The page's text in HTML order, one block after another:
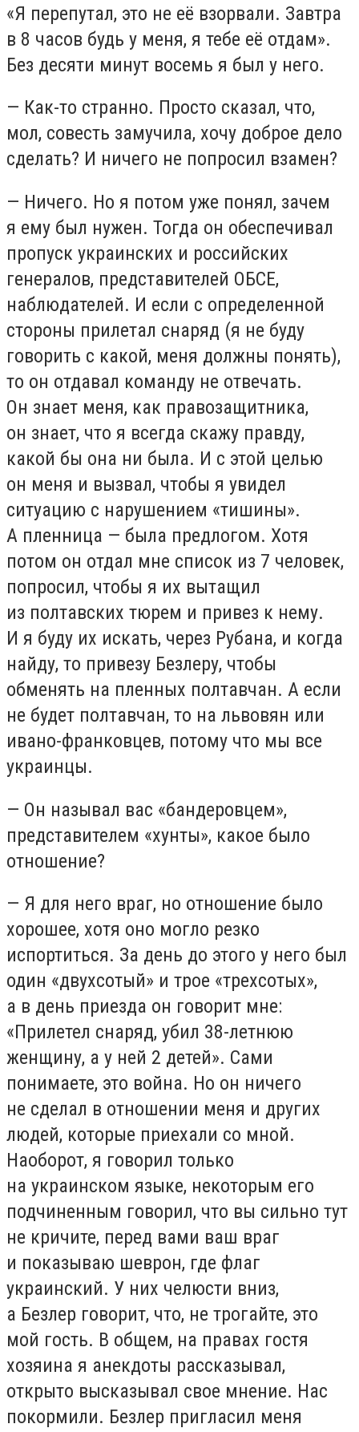
«Я перепутал, это не её взорвали. Завтра
в 8 часов будь у меня, я тебе её отдам».
Без десяти минут восемь я был у него.
— Как-то странно. Просто сказал, что,
мол, совесть замучила, хочу доброе дело
сделать? И ничего не попросил взамен?
— Ничего. Но я потом уже понял, зачем
я ему был нужен. Тогда он обеспечивал
пропуск украинских и российских
генералов, представителей ОБСЕ,
наблюдателей. И если с определенной
стороны прилетал снаряд (я не буду
говорить с какой, меня должны понять),
то он отдавал команду не отвечать.
Он знает меня, как правозащитника,
он знает, что я всегда скажу правду,
какой бы она ни была. И с этой целью
он меня и вызвал, чтобы я увидел
ситуацию с нарушением «тишины».
А пленница — была предлогом. Хотя
потом он отдал мне список из 7 человек,
попросил, чтобы я их вытащил
из полтавских тюрем и привез к нему.
И я буду их искать, через Рубана, и когда
найду, то привезу Безлеру, чтобы
обменять на пленных полтавчан. А если
не будет полтавчан, то на львовян или
ивано-франковцев, потому что мы все
украинцы.
— Он называл вас «бандеровцем»,
представителем «хунты», какое было
отношение?
— Я для него враг, но отношение было
хорошее, хотя оно могло резко
испортиться. За день до этого у него был
один «двухсотый» и трое «трехсотых»,
а в день приезда он говорит мне:
«Прилетел снаряд, убил 38-летнюю
женщину, а у ней 2 детей». Сами
понимаете, это война. Но он ничего
не сделал в отношении меня и других
людей, которые приехали со мной.
Наоборот, я говорил только
на украинском языке, некоторым его
подчиненным говорил, что вы сильно тут
не кричите, перед вами ваш враг
и показываю шеврон, где флаг
украинский. У них челюсти вниз,
а Безлер говорит, что, не трогайте, это
мой гость. В общем, на правах гостя
хозяина я анекдоты рассказывал,
открыто высказывал свое мнение. Нас
покормили. Безлер пригласил меня